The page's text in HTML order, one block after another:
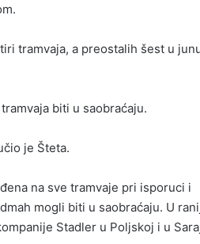
tramvaja, a preostalih šest u
biti u saobraćaju.
je Šteta.
na sve tramvaje pri isporuci i
mogli biti u saobraćaju. U
Stadler u Poljskoj i u